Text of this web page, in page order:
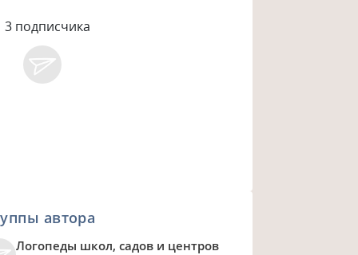
3 подписчика
автора
Логопеды школ, садов и центров